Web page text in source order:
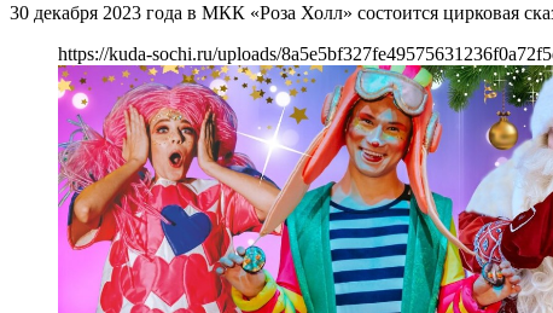
30 декабря 2023 года в МКК «Роза Холл» состоится цирковая
https://kuda-sochi.ru/uploads/